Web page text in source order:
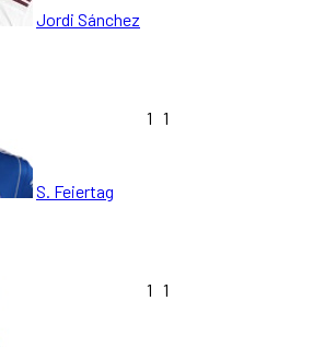
Jordi Sánchez
S. Feiertag
1 1
1 1